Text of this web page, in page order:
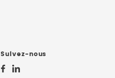
Suivez-nous